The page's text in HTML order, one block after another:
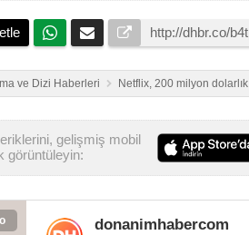
ve Dizi Haberleri Netflix, 200 milyon
gelişmiş mobil
görüntüleyin:
donanimhabercom